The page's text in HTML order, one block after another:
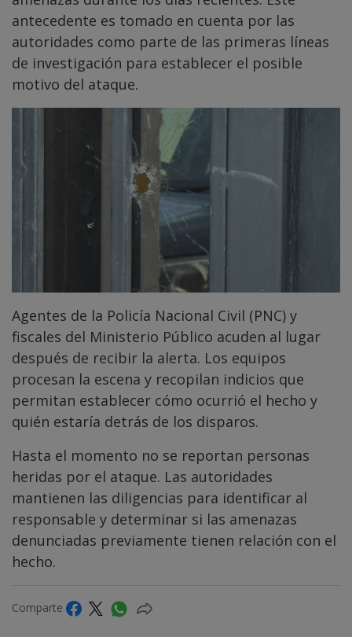
antecedente es tomado en cuenta por las
autoridades como parte de las primeras líneas
de investigación para establecer el posible
motivo del ataque.
Agentes de la Policía Nacional Civil (PNC) y
fiscales del Ministerio Público acuden al lugar
después de recibir la alerta. Los equipos
procesan la escena y recopilan indicios que
permitan establecer cómo ocurrió el hecho y
quién estaría detrás de los disparos.
Hasta el momento no se reportan personas
heridas por el ataque. Las autoridades
mantienen las diligencias para identificar al
responsable y determinar si las amenazas
denunciadas previamente tienen relación con el
hecho.
Comparte